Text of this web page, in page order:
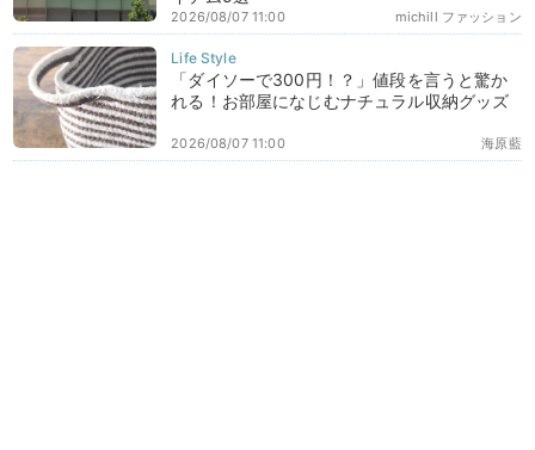
michill ファッション
2026/08/07 11:00
「ダイソーで300円！？」値段を言うと驚か
れる！お部屋になじむナチュラル収納グッズ
海原藍
2026/08/07 11:00